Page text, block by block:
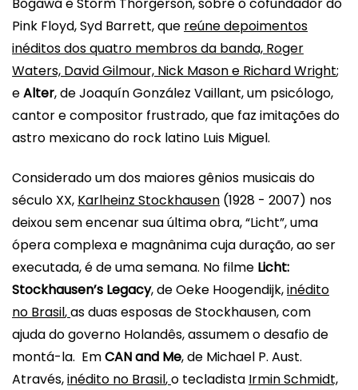
Bogawa e Storm Thorgerson, sobre o cofundador do
Pink Floyd, Syd Barrett, que reúne depoimentos
inéditos dos quatro membros da banda, Roger
Waters, David Gilmour, Nick Mason e Richard Wright;
eAlter, de Joaquín González Vaillant, um psicólogo,
cantor e compositor frustrado, que faz imitações do
astro mexicano do rock latino Luis Miguel.
Considerado um dos maiores gênios musicais do
século XX, Karlheinz Stockhausen (1928 - 2007) nos
deixou sem encenar sua última obra, “Licht”, uma
ópera complexa e magnânima cuja duração, ao ser
executada, é de uma semana. No filme Licht:
Stockhausen’s Legacy, de Oeke Hoogendijk,inédito
no Brasil,as duas esposas de Stockhausen, com
ajuda do governo Holandês, assumem o desafio de
montá-la. EmCAN and Me, de Michael P. Aust.
Através,inédito no Brasil,o tecladista Irmin Schmidt,